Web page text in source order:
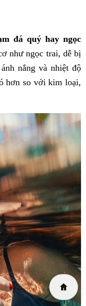
đá quý hay ngọc
như ngọc trai, dễ bị
nắng và nhiệt độ
hơn so với kim loại,